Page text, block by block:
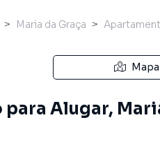
Maria da Graça
Mapa
Alugar,